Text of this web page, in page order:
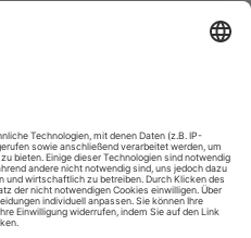
Komponisten: Héctor Parras
«Niebla»
Sonne, Mond und Sternen
Idee entwickelte, dass
einer «Sphärenharmonie»
immer wieder nach dem (für
Klang des Universums